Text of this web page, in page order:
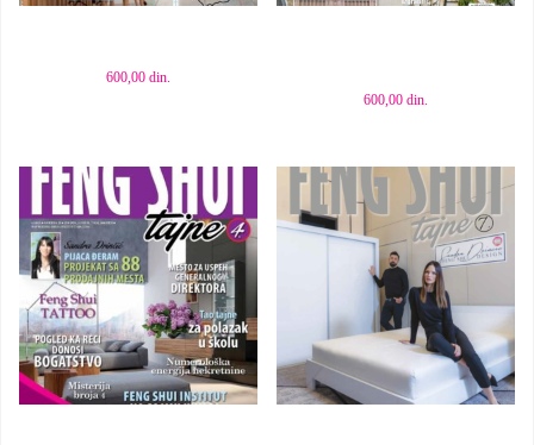
600,00 din.
600,00din.
Dodaj u korpu Dodaj u korpu